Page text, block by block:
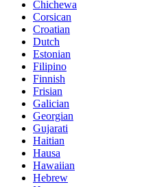
Chichewa
Corsican
Croatian
Dutch
Estonian
Filipino
Finnish
Frisian
Galician
Georgian
Gujarati
Haitian
Hausa
Hawaiian
Hebrew